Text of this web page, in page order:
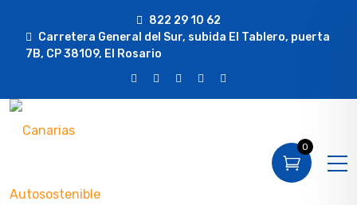
822 29 10 62
Carretera General del Sur, subida El Tablero, puerta
7B, CP 38109, El Rosario
0